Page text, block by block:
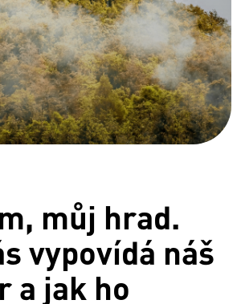
můj hrad.
vypovídá náš
a jak ho